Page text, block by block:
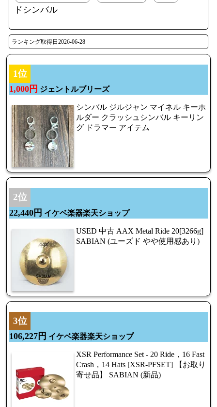
ドシンバル
ランキング取得日2026-06-28
1位
1,000円 ジェントルブリーズ
シンバル ジルジャン マイネル キーホ
ルダー クラッシュシンバル キーリン
グ ドラマー アイテム
2位
22,440円 イケベ楽器楽天ショップ
USED 中古 AAX Metal Ride 20[3266g]
SABIAN (ユーズド やや使用感あり)
3位
106,227円 イケベ楽器楽天ショップ
XSR Performance Set - 20 Ride，16 Fast
Crash，14 Hats [XSR-PFSET] 【お取り
寄せ品】 SABIAN (新品)